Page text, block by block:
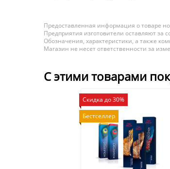
Предоставленная информация о товаре
Предприятия изготовители оставляют за
Обозначения, характеристики, а также
Магазин не несет ответственности за
С этими товарами
Скидка до 30%
Бестселлер